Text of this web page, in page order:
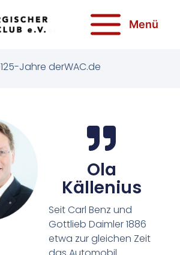
Menü
125-Jahre derWAC.de
Ola
Källenius
Seit Carl Benz und
Gottlieb Daimler 1886
etwa zur gleichen Zeit